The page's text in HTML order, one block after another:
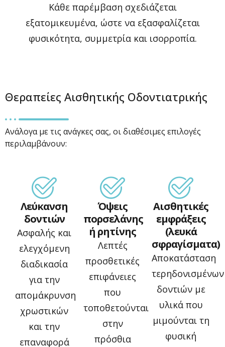
Κάθε παρέμβαση σχεδιάζεται
εξατομικευμένα, ώστε να εξασφαλίζεται
φυσικότητα, συμμετρία και ισορροπία.
Θεραπείες Αισθητικής Οδοντιατρικής
Ανάλογα με τις ανάγκες σας, οι διαθέσιμες επιλογές
περιλαμβάνουν:
Λεύκανση
δοντιών
Ασφαλής και
ελεγχόμενη
διαδικασία
για την
απομάκρυνση
χρωστικών
και την
επαναφορά
Όψεις
πορσελάνης
ή ρητίνης
Λεπτές
προσθετικές
επιφάνειες
που
τοποθετούνται
στην
πρόσθια
Αισθητικές
εμφράξεις
(λευκά
σφραγίσματα)
Αποκατάσταση
τερηδονισμένων
δοντιών με
υλικά που
μιμούνται τη
φυσική